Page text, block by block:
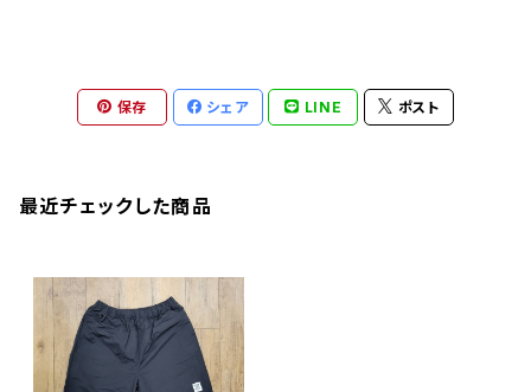
保存 シェア LINE ポスト
最近チェックした商品